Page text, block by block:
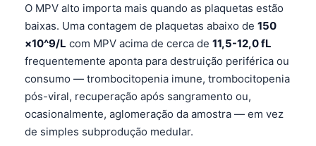
O MPV alto importa mais quando as plaquetas estão
baixas. Uma contagem de plaquetas abaixo de 150
×10^9/L com MPV acima de cerca de 11,5-12,0 fL
frequentemente aponta para destruição periférica ou
consumo — trombocitopenia imune, trombocitopenia
pós-viral, recuperação após sangramento ou,
ocasionalmente, aglomeração da amostra — em vez
de simples subprodução medular.